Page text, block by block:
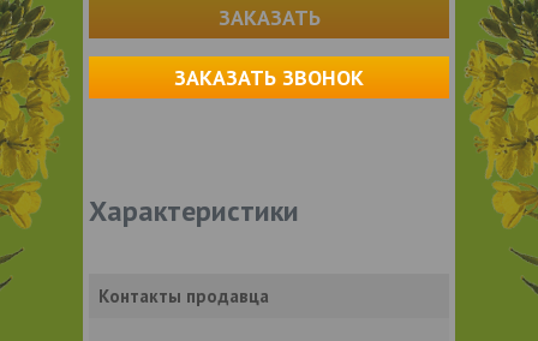
ЗАКАЗАТЬ
ЗАКАЗАТЬ ЗВОНОК
Характеристики
Контакты продавца